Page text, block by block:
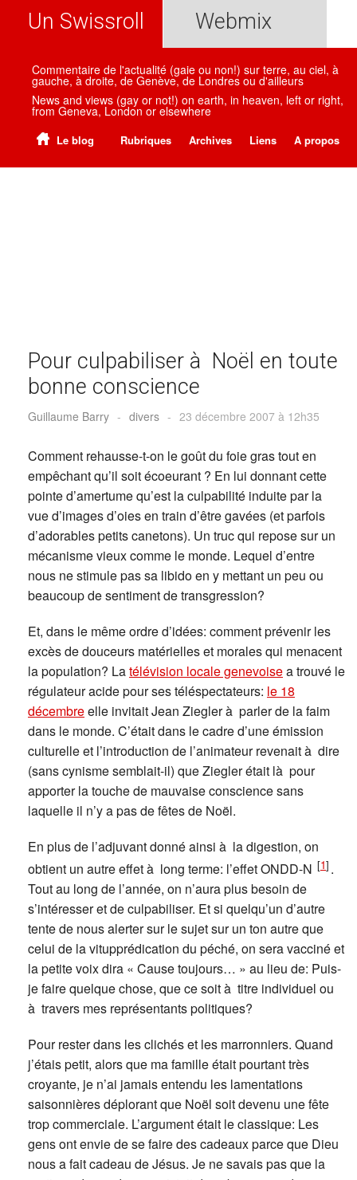
Un Swissroll Webmix
Commentaire de l'actualité (gaie ou non!) sur terre, au ciel, à
gauche, à droite, de Genève, de Londres ou d'ailleurs
News and views (gay or not!) on earth, in heaven, left or right,
from Geneva, London or elsewhere
Le blog Rubriques Archives Liens A propos
Pour culpabiliser à Noël en toute
bonne conscience
Guillaume Barry - divers - 23 décembre 2007 à 12h35
Comment rehausse-t-on le goût du foie gras tout en
empêchant qu’il soit écoeurant ? En lui donnant cette
pointe d’amertume qu’est la culpabilité induite par la
vue d’images d’oies en train d’être gavées (et parfois
d’adorables petits canetons). Un truc qui repose sur un
mécanisme vieux comme le monde. Lequel d’entre
nous ne stimule pas sa libido en y mettant un peu ou
beaucoup de sentiment de transgression?
Et, dans le même ordre d’idées: comment prévenir les
excès de douceurs matérielles et morales qui menacent
la population? Latélévision locale genevoisea trouvé le
régulateur acide pour ses téléspectateurs: le 18
décembreelle invitait Jean Ziegler à parler de la faim
dans le monde. C’était dans le cadre d’une émission
culturelle et l’introduction de l’animateur revenait à dire
(sans cynisme semblait-il) que Ziegler était là pour
apporter la touche de mauvaise conscience sans
laquelle il n’y a pas de fêtes de Noël.
En plus de l’adjuvant donné ainsi à la digestion, on
obtient un autre effet à long terme: l’effet ONDD-N [1] .
Tout au long de l’année, on n’aura plus besoin de
s’intéresser et de culpabiliser. Et si quelqu’un d’autre
tente de nous alerter sur le sujet sur un ton autre que
celui de la vitupprédication du péché, on sera vacciné et
la petite voix dira « Cause toujours… » au lieu de: Puis-
je faire quelque chose, que ce soit à titre individuel ou
à travers mes représentants politiques?
Pour rester dans les clichés et les marronniers. Quand
j’étais petit, alors que ma famille était pourtant très
croyante, je n’ai jamais entendu les lamentations
saisonnières déplorant que Noël soit devenu une fête
trop commerciale. L’argument était le classique: Les
gens ont envie de se faire des cadeaux parce que Dieu
nous a fait cadeau de Jésus. Je ne savais pas que la